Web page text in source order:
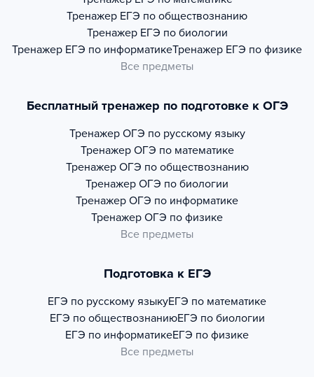
Тренажер ЕГЭ по обществознанию
Тренажер ЕГЭ по биологии
Тренажер ЕГЭ по информатикеТренажер ЕГЭ по физике
Все предметы
Бесплатный тренажер по подготовке к ОГЭ
Тренажер ОГЭ по русскому языку
Тренажер ОГЭ по математике
Тренажер ОГЭ по обществознанию
Тренажер ОГЭ по биологии
Тренажер ОГЭ по информатике
Тренажер ОГЭ по физике
Все предметы
Подготовка к ЕГЭ
ЕГЭ по русскому языкуЕГЭ по математике
ЕГЭ по обществознаниюЕГЭ по биологии
ЕГЭ по информатикеЕГЭ по физике
Все предметы